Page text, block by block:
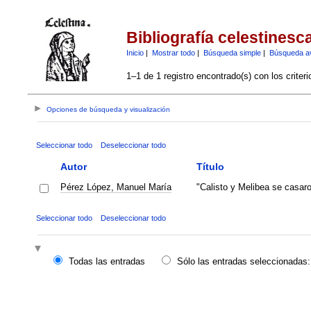
Bibliografía
Inicio| Mostrar todo| Búsqueda simple| Búsqueda
1–1 de 1 registro encontrado(s) con los
Opciones de búsqueda y visualización
Seleccionar todo Deseleccionar todo
Autor Título
Pérez López, Manuel María "Calisto y Melibea se
Seleccionar todo Deseleccionar todo
Todas las entradas
Sólo las entradas seleccionadas: